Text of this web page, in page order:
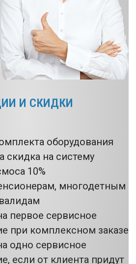
И СКИДКИ
оборудования
скидка на систему
10%
многодетным
первое сервисное
при комплексном заказе
одно сервисное
если от клиента придут